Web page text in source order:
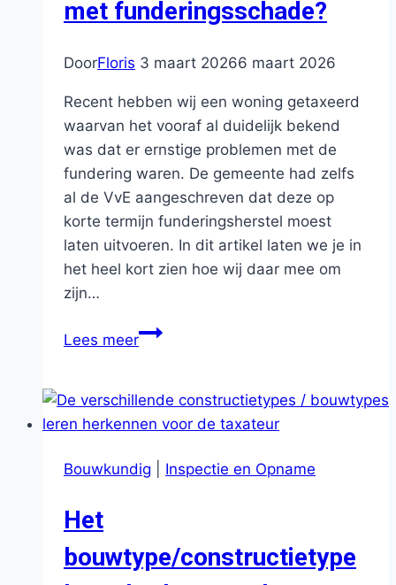
met funderingsschade?
DoorFloris 3 maart 20266 maart 2026
Recent hebben wij een woning getaxeerd
waarvan het vooraf al duidelijk bekend
was dat er ernstige problemen met de
fundering waren. De gemeente had zelfs
al de VvE aangeschreven dat deze op
korte termijn funderingsherstel moest
laten uitvoeren. In dit artikel laten we je in
het heel kort zien hoe wij daar mee om
zijn…
Lees meerHoe
te
taxeren
funderingsschade?
Bouwkundig Inspectie en Opname
Het
bouwtype/constructietype